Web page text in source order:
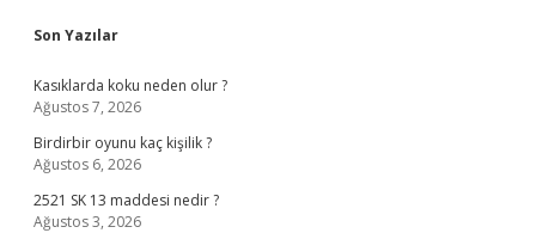
Sidebar
Son Yazılar
Kasıklarda koku neden olur ?
Ağustos 7, 2026
Birdirbir oyunu kaç kişilik ?
Ağustos 6, 2026
2521 SK 13 maddesi nedir ?
Ağustos 3, 2026